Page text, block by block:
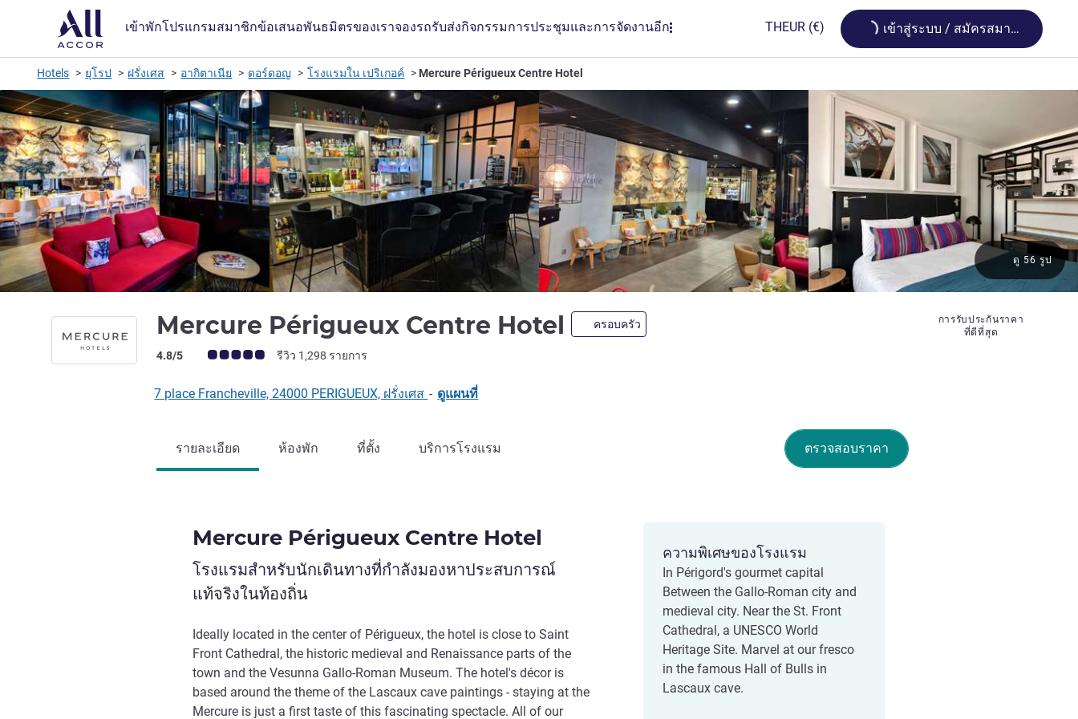
เข้าพักโปรแกรมสมาชิกข้อเสนอพันธมิตรของเราจองรถรับส่งกิจกรรมการประชุมและการจัดงานอีก THEUR (€) Loading...
เข้าสู่ระบบ / สมัครสมาชิก
Hotels ยุโรป ฝรั่งเศส อากิตาเนีย ดอร์ดอญ โรงแรมใน เปริเกอค์ Mercure Périgueux Centre Hotel
Mercure Périgueux Centre Hotel ครอบครัว
คะแนนความคิดเห็นจากแขก (เรทติ้งบน ALL)
4.8/5 รีวิว 1,298 รายการ
การรับประกันราคา
ที่ดีที่สุด
ดู 56 รูป
7 place Francheville, 24000 PERIGUEUX, ฝรั่งเศส - ดูแผนที่
ตรวจสอบราคา
รายละเอียด ห้องพัก ที่ตั้ง บริการโรงแรม
Mercure Périgueux Centre Hotel
โรงแรมสำหรับนักเดินทางที่กำลังมองหาประสบการณ์
แท้จริงในท้องถิ่น
Ideally located in the center of Périgueux, the hotel is close to Saint
Front Cathedral, the historic medieval and Renaissance parts of the
town and the Vesunna Gallo-Roman Museum. The hotel's décor is
based around the theme of the Lascaux cave paintings - staying at the
Mercure is just a first taste of this fascinating spectacle. All of our
ความพิเศษของโรงแรม
In Périgord's gourmet capital
Between the Gallo-Roman city and
medieval city. Near the St. Front
Cathedral, a UNESCO World
Heritage Site. Marvel at our fresco
in the famous Hall of Bulls in
Lascaux cave.